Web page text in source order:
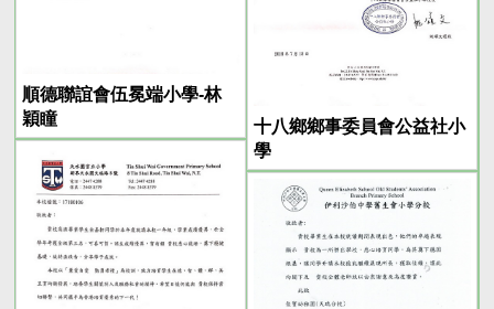
順德聯誼會伍冕端小學-林
穎瞳
十八鄉鄉事委員會公益社小
學